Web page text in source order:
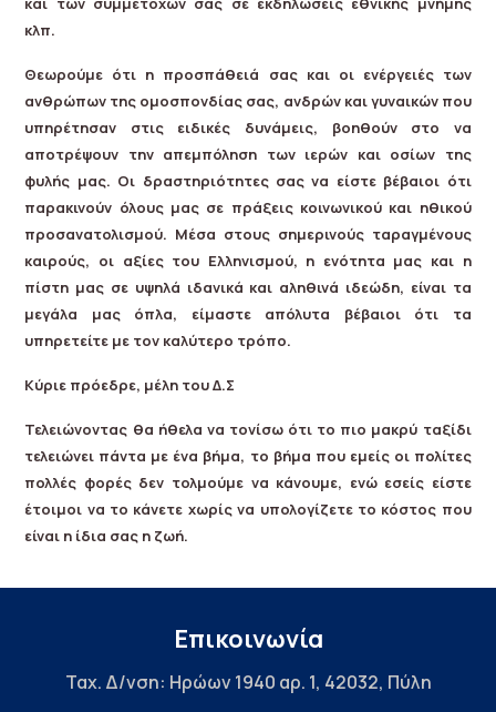
κλπ.
Θεωρούμε ότι η προσπάθειά σας και οι ενέργειές των
ανθρώπων της ομοσπονδίας σας, ανδρών και γυναικών που
υπηρέτησαν στις ειδικές δυνάμεις, βοηθούν στο να
αποτρέψουν την απεμπόληση των ιερών και οσίων της
φυλής μας. Οι δραστηριότητες σας να είστε βέβαιοι ότι
παρακινούν όλους μας σε πράξεις κοινωνικού και ηθικού
προσανατολισμού. Μέσα στους σημερινούς ταραγμένους
καιρούς, οι αξίες του Ελληνισμού, η ενότητα μας και η
πίστη μας σε υψηλά ιδανικά και αληθινά ιδεώδη, είναι τα
μεγάλα μας όπλα, είμαστε απόλυτα βέβαιοι ότι τα
υπηρετείτε με τον καλύτερο τρόπο.
Κύριε πρόεδρε, μέλη του Δ.Σ
Τελειώνοντας θα ήθελα να τονίσω ότι το πιο μακρύ ταξίδι
τελειώνει πάντα με ένα βήμα, το βήμα που εμείς οι πολίτες
πολλές φορές δεν τολμούμε να κάνουμε, ενώ εσείς είστε
έτοιμοι να το κάνετε χωρίς να υπολογίζετε το κόστος που
είναι η ίδια σας η ζωή.
Επικοινωνία
Ταχ. Δ/νση: Ηρώων 1940 αρ. 1, 42032, Πύλη